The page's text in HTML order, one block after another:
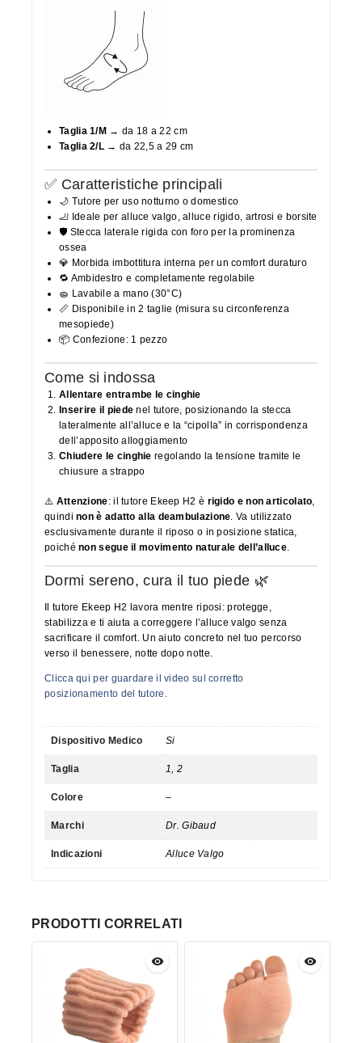
Taglia 1/M → da 18 a 22 cm
Taglia 2/L → da 22,5 a 29 cm
✅ Caratteristiche principali
🌙 Tutore per uso notturno o domestico
🦶 Ideale per alluce valgo, alluce rigido, artrosi e borsite
🛡️ Stecca laterale rigida con foro per la prominenza
ossea
💎 Morbida imbottitura interna per un comfort duraturo
🔁 Ambidestro e completamente regolabile
🧽 Lavabile a mano (30°C)
📏 Disponibile in 2 taglie (misura su circonferenza
mesopiede)
📦 Confezione: 1 pezzo
Come si indossa
Allentare entrambe le cinghie
Inserire il piede nel tutore, posizionando la stecca
lateralmente all’alluce e la “cipolla” in corrispondenza
dell’apposito alloggiamento
Chiudere le cinghie regolando la tensione tramite le
chiusure a strappo
⚠️ Attenzione: il tutore Ekeep H2 è rigido e non articolato,
quindinon è adatto alla deambulazione. Va utilizzato
esclusivamente durante il riposo o in posizione statica,
poichénon segue il movimento naturale dell’alluce.
Dormi sereno, cura il tuo piede 🌿
Il tutore Ekeep H2 lavora mentre riposi: protegge,
stabilizza e ti aiuta a correggere l’alluce valgo senza
sacrificare il comfort. Un aiuto concreto nel tuo percorso
verso il benessere, notte dopo notte.
Clicca qui per guardare il video sul corretto
posizionamento del tutore.
Dispositivo Medico Si
Taglia 1, 2
Colore –
Marchi Dr. Gibaud
Indicazioni Alluce Valgo
PRODOTTI CORRELATI